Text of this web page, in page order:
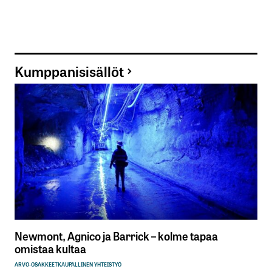
Kumppanisisällöt
Newmont, Agnico ja Barrick – kolme tapaa
omistaa kultaa
ARVO-OSAKKEETKAUPALLINEN YHTEISTYÖ